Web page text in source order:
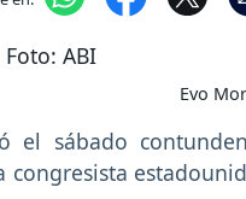
Evo
el sábado
congresista